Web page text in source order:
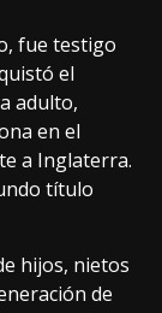
fue testigo
el
adulto,
en el
a Inglaterra.
título
hijos, nietos
de